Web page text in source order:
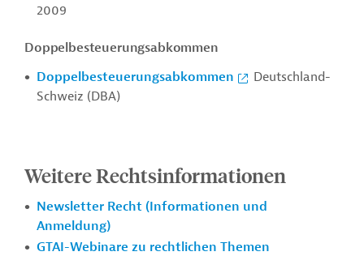
2009
Doppelbesteuerungsabkommen
Doppelbesteuerungsabkommen
Deutschland-
Schweiz (DBA)
Weitere Rechtsinformationen
Newsletter Recht (Informationen und
Anmeldung)
GTAI-Webinare zu rechtlichen Themen